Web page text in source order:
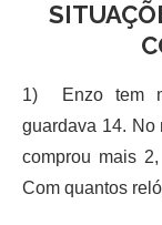
1) Enzo tem
guardava 14. No
comprou mais
Com quantos